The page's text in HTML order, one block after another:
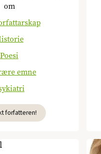
om
Poesi
emne
forfatteren!